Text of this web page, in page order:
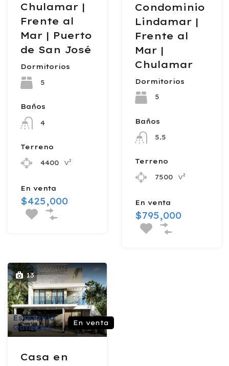
Chulamar |
Frente al
Mar | Puerto
de San José
Dormitorios
5
Baños
4
Terreno
4400
v²
En venta
$425,000
Condominio
Lindamar |
Frente al
Mar |
Chulamar
Dormitorios
5
Baños
5.5
Terreno
7500
v²
En venta
$795,000
13
Estefanía
Gallegos
En venta
Casa en